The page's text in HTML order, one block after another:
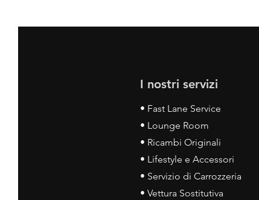
I nostri servizi
• Fast Lane Service
• Lounge Room
• Ricambi Originali
• Lifestyle e Accessori
• Servizio di Carrozzeria
• Vettura Sostitutiva